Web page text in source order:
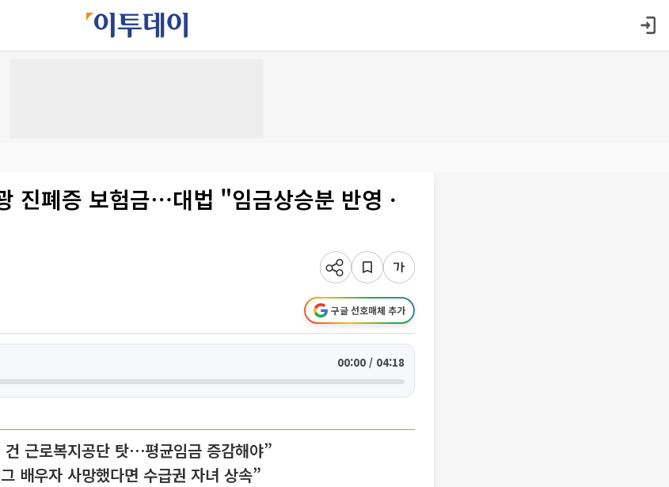
진폐증 보험금⋯대법 "임금상승분 반영ㆍ
구글 선호매체 추가
00:00 / 04:18
근로복지공단 탓⋯평균임금 증감해야”
배우자 사망했다면 수급권 자녀 상속”